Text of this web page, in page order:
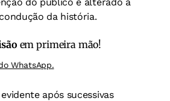
da história.
em primeira mão!
WhatsApp.
após sucessivas